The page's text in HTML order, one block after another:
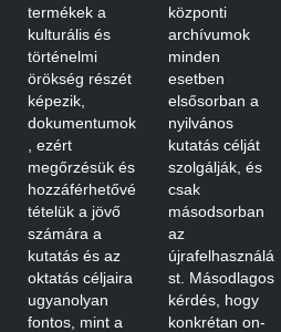
termékek a
kulturális és
történelmi
örökség részét
képezik,
dokumentumok
, ezért
megőrzésük és
hozzáférhetővé
tételük a jövő
számára a
kutatás és az
oktatás céljaira
ugyanolyan
fontos, mint a
központi
archívumok
minden
esetben
elsősorban a
nyilvános
kutatás célját
szolgálják, és
csak
másodsorban
az
újrafelhasználá
st. Másodlagos
kérdés, hogy
konkrétan on-